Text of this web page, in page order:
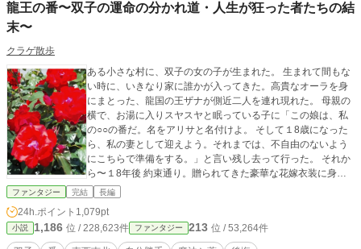
龍王の番〜双子の運命の分かれ道・人生が狂った者たちの結
末〜
クラゲ散歩
ある小さな村に、双子の女の子が生まれた。 生まれて間もな
い時に、いきなり家に誰かが入ってきた。高貴なオーラを身
にまとった、龍国の王ザナが側近二人を連れ現れた。 母親の
横で、お湯に入りスヤスヤと眠っている子に「この娘は、私
の○○の番だ。名をアリサと名付けよ。 そして１8歳になった
ら、私の妻として迎えよう。それまでは、不自由のないよう
にこちらで準備をする。」と言い残し去って行った。 それか
ら〜１8年後 約束通り。贈られてきた豪華な花嫁衣装に身を
包み。 アリサと両親は、龍の背中に乗りこみ。 いざ〜龍国へ
ね？？ 確か双子だったよね？ もう一人の女の子は〜どうした
のよ〜！ 物語に登場する人物達の視点です。
ファンタジー 完結 長編
24h.ポイント 1,079pt
小説 1,186 位 / 228,623件 ファンタジー 213 位 / 53,264件